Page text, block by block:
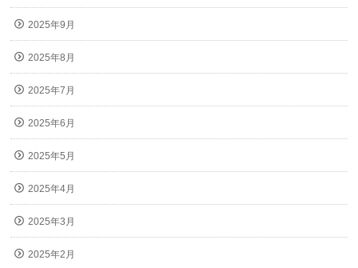
2025年9月
2025年8月
2025年7月
2025年6月
2025年5月
2025年4月
2025年3月
2025年2月